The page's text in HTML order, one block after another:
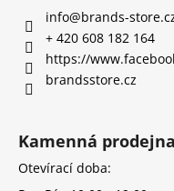
info@brands-
+ 420 608 182 164
https://
brandsstore.cz
Kamenná
Otevírací doba: